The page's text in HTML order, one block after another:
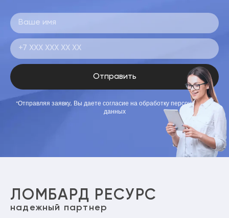
Отправить
*Отправляя заявку, Вы даете согласие на обработку персональных
данных
ЛОМБАРД РЕСУРС
надежный партнер